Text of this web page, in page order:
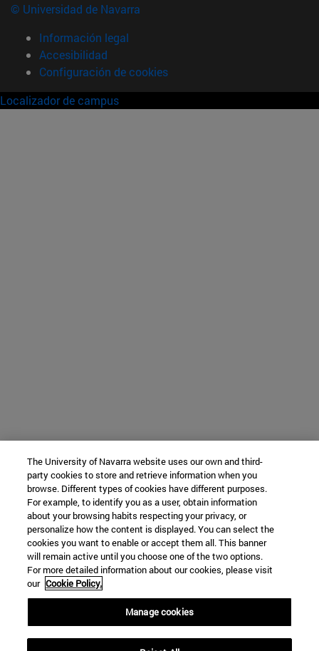
© Universidad de Navarra
Información legal
Accesibilidad
Configuración de cookies
Localizador de campus
The University of Navarra website uses our own and third-
party cookies to store and retrieve information when you
browse. Different types of cookies have different purposes.
For example, to identify you as a user, obtain information
about your browsing habits respecting your privacy, or
personalize how the content is displayed. You can select the
cookies you want to enable or accept them all. This banner
will remain active until you choose one of the two options.
For more detailed information about our cookies, please visit
our Cookie Policy.
Manage cookies